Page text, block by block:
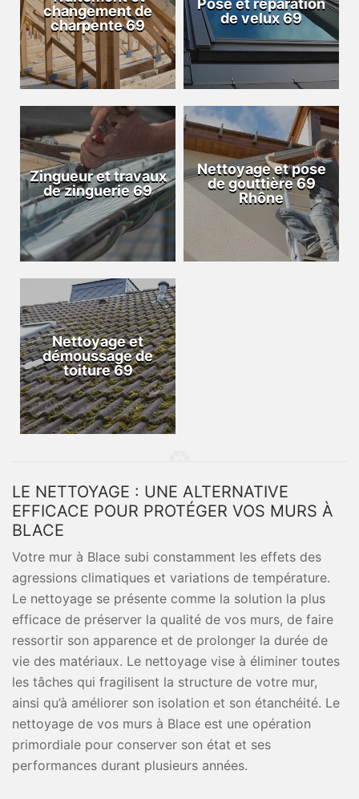
changement de
charpente 69
Pose et réparation
de velux 69
Zingueur et travaux
de zinguerie 69
Nettoyage et pose
de gouttière 69
Rhône
Nettoyage et
démoussage de
toiture 69
LE NETTOYAGE : UNE ALTERNATIVE
EFFICACE POUR PROTÉGER VOS MURS À
BLACE
Votre mur à Blace subi constamment les effets des
agressions climatiques et variations de température.
Le nettoyage se présente comme la solution la plus
efficace de préserver la qualité de vos murs, de faire
ressortir son apparence et de prolonger la durée de
vie des matériaux. Le nettoyage vise à éliminer toutes
les tâches qui fragilisent la structure de votre mur,
ainsi qu’à améliorer son isolation et son étanchéité. Le
nettoyage de vos murs à Blace est une opération
primordiale pour conserver son état et ses
performances durant plusieurs années.